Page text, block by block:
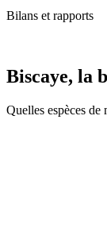
Bilans et rapports
Biscaye, la
Quelles espèces